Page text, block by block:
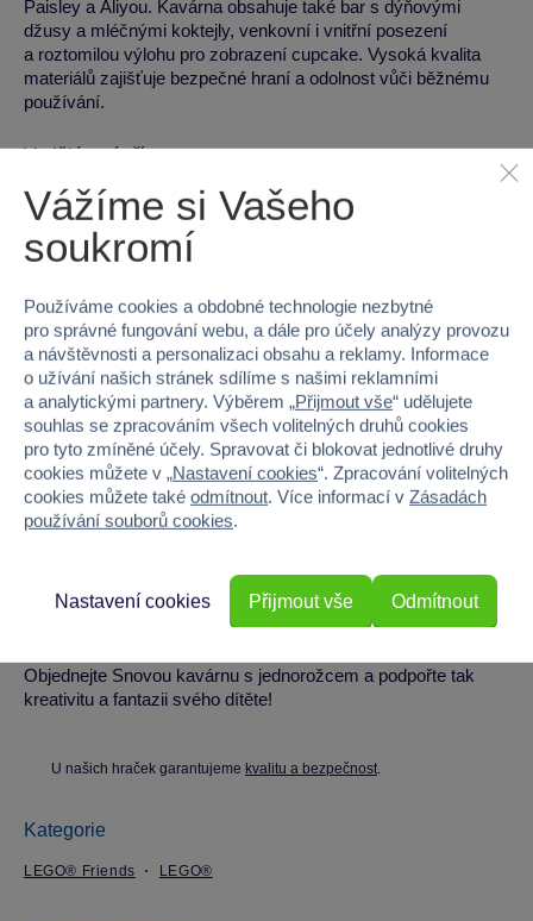
Paisley a Aliyou. Kavárna obsahuje také bar s dýňovými
džusy a mléčnými koktejly, venkovní i vnitřní posezení
a roztomilou výlohu pro zobrazení cupcake. Vysoká kvalita
materiálů zajišťuje bezpečné hraní a odolnost vůči běžnému
používání.
Vzdělávací přínosy
Rozvoj jemné motoriky a zručnosti
Podpora logického myšlení a trpělivosti
Rozvoj představivosti a hraní rolí
Podpora tvořivosti při stavění a hraní
Technická specifikace
Materiál:Plast
Hmotnost:673 g
Rozměry: 35.4 x 19.1 x 7 cm
Pro koho je hračka vhodná
Tato stavebnice je skvělým dárkem pro všechny děti od 6 let,
které milují jednorožce a kreativní hry v různých příbězích.
Vhodná pro holky, které si rády hrají na majitelky kaváren.
Objednejte Snovou kavárnu s jednorožcem a podpořte tak
kreativitu a fantazii svého dítěte!
U našich hraček garantujeme kvalitu a bezpečnost.
Kategorie
LEGO® Friends LEGO®
Vážíme si Vašeho
soukromí
Používáme cookies a obdobné technologie nezbytné
pro správné fungování webu, a dále pro účely analýzy provozu
a návštěvnosti a personalizaci obsahu a reklamy. Informace
o užívání našich stránek sdílíme s našimi reklamními
a analytickými partnery. Výběrem „Přijmout vše“ udělujete
souhlas se zpracováním všech volitelných druhů cookies
pro tyto zmíněné účely. Spravovat či blokovat jednotlivé druhy
cookies můžete v „Nastavení cookies“. Zpracování volitelných
cookies můžete také odmítnout. Více informací v Zásadách
používání souborů cookies.
Odmítnout
Nastavení cookies Přijmout vše